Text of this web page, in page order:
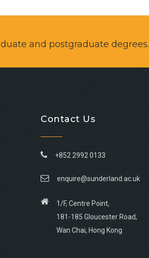
and postgraduate degrees.
Contact Us
+852 2992 0133
enquire@sunderland.ac.uk
1/F, Centre Point,
181-185 Gloucester Road,
Wan Chai, Hong Kong